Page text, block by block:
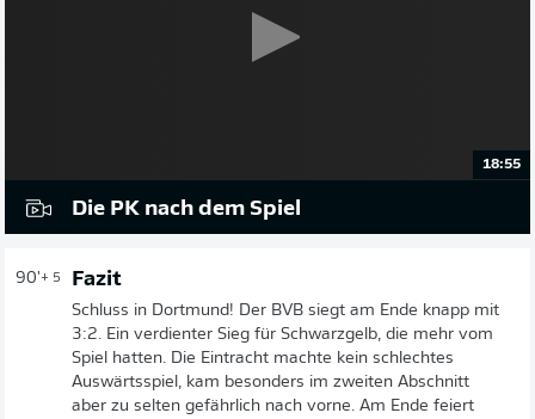
18:55
Die PK nach dem Spiel
90'+ 5 Fazit
Schluss in Dortmund! Der BVB siegt am Ende knapp mit
3:2. Ein verdienter Sieg für Schwarzgelb, die mehr vom
Spiel hatten. Die Eintracht machte kein schlechtes
Auswärtsspiel, kam besonders im zweiten Abschnitt
aber zu selten gefährlich nach vorne. Am Ende feiert